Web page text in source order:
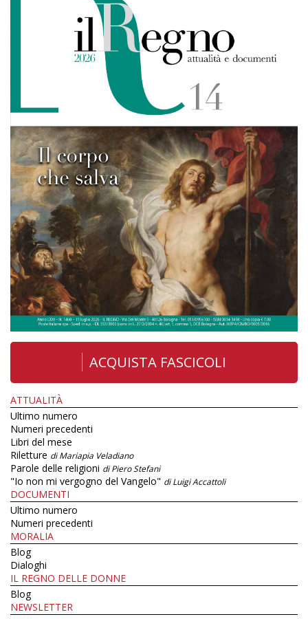
ACQUISTA FASCICOLI
ATTUALITÀ
Ultimo numero
Numeri precedenti
Libri del mese
Riletture di Mariapia Veladiano
Parole delle religioni di Piero Stefani
"Io non mi vergogno del Vangelo" di Luigi Accattoli
DOCUMENTI
Ultimo numero
Numeri precedenti
MORALIA
Blog
Dialoghi
IL REGNO DELLE DONNE
Blog
NEWSLETTER